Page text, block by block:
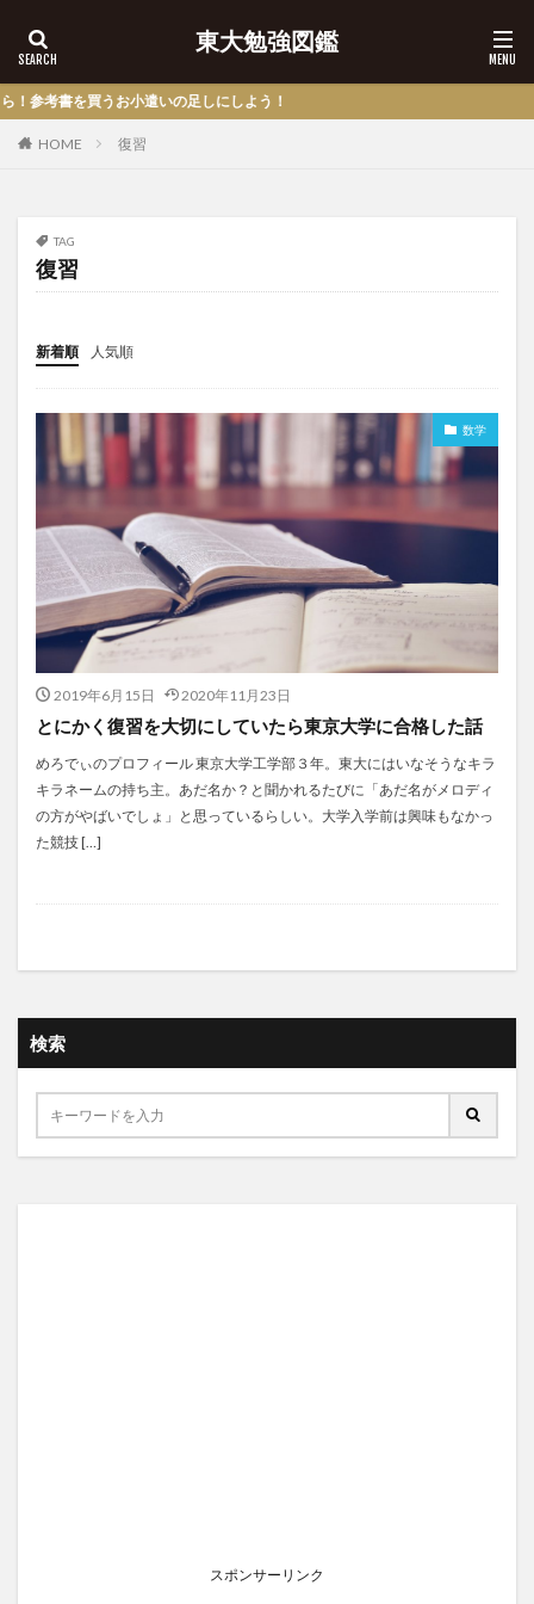
東大勉強図鑑
うお小遣いの足しにしよう！
HOME 復習
TAG
復習
新着順 人気順
数学
2019年6月15日 2020年11月23日
とにかく復習を大切にしていたら東京大学に合格した話
めろでぃのプロフィール 東京大学工学部３年。東大にはいなそうなキラ
キラネームの持ち主。あだ名か？と聞かれるたびに「あだ名がメロディ
の方がやばいでしょ」と思っているらしい。大学入学前は興味もなかっ
た競技 […]
検索
スポンサーリンク